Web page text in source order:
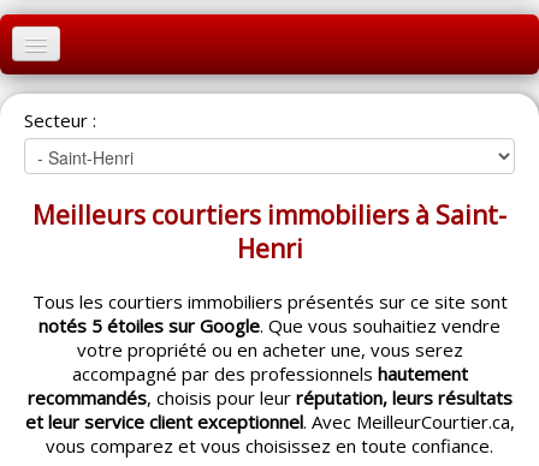
ACCUEIL
MONTRÉAL
QUÉBEC
LAVAL
CATÉGORIES▼
ACHETEUR / VENDEUR▼
ENTREPRENEURS▼
Secteur :
Meilleurs courtiers immobiliers à Saint-
Henri
Tous les courtiers immobiliers présentés sur ce site sont
notés 5 étoiles sur Google. Que vous souhaitiez vendre
votre propriété ou en acheter une, vous serez
accompagné par des professionnels hautement
recommandés, choisis pour leur réputation, leurs résultats
et leur service client exceptionnel. Avec MeilleurCourtier.ca,
vous comparez et vous choisissez en toute confiance.